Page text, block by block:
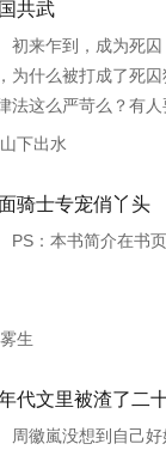
共武
初来乍到，成为死
为什么被打成了死
法这么严苛么？有人
纷争，铁蹄肆虐，
山下出水
骑士专宠俏丫头
PS：本书简介在书
雾生
代文里被渣了二
周徽嵐没想到自己